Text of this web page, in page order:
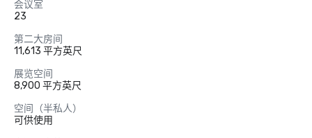
会议室
23
第二大房间
11,613 平方英尺
展览空间
8,900 平方英尺
空间（半私人）
可供使用